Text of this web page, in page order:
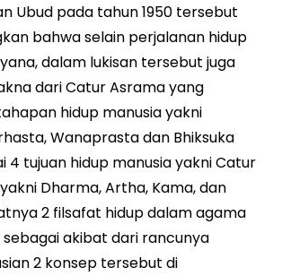
Ubud pada tahun 1950 tersebut
bahwa selain perjalanan hidup
dalam lukisan tersebut juga
dari Catur Asrama yang
hidup manusia yakni
Wanaprasta dan Bhiksuka
4 tujuan hidup manusia yakni Catur
Dharma, Artha, Kama, dan
2 filsafat hidup dalam agama
akibat dari rancunya
2 konsep tersebut di